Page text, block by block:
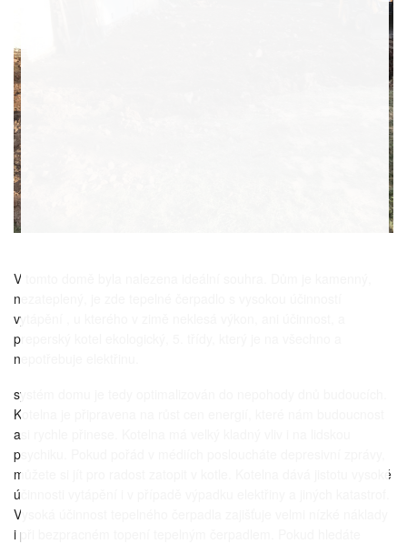
V tomto domě byla nalezena ideální souhra. Dům je kamenný,
nezateplený, je zde tepelné čerpadlo s vysokou účinností
vytápění , u kterého v zimě neklesá výkon, ani účinnost, a
preperský kotel ekologický, 5. třídy, který je na všechno a
nepotřebuje elektřinu.
systém domu je tedy optimalizován do nepohody dnů budoucích.
Kotelna je připravena na růst cen energií, které nám budoucnost
asi rychle přinese. Kotelna má velký kladný vliv i na lidskou
psychiku. Pokud pořád v médiích posloucháte depresivní zprávy,
můžete si jít pro radost zatopit v kotle. Kotelna dává jistotu vysoké
účinnosti vytápění i v případě výpadku elektřiny a jiných katastrof.
Vysoká účinnost tepelného čerpadla zajišťuje velmi nízké náklady
i při bezpracném topení tepelným čerpadlem. Pokud hledáte